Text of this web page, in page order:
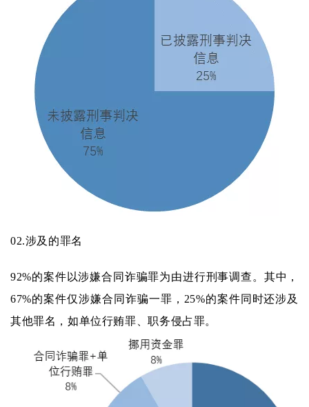
02.涉及的罪名
92%的案件以涉嫌合同诈骗罪为由进行刑事调查。其中，
67%的案件仅涉嫌合同诈骗一罪，25%的案件同时还涉及
其他罪名，如单位行贿罪、职务侵占罪。